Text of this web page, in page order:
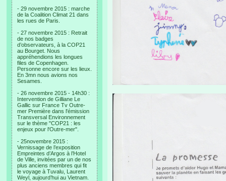
- 29 novembre 2015 : marche
de la Coalition Climat 21 dans
les rues de Paris.
- 27 novembre 2015 : Retrait
de nos badges
d’observateurs, à la COP21
au Bourget. Nous
appréhendions les longues
files de Copenhagen.
Personne encore sur les lieux.
En 3mn nous avions nos
Sesames.
- 26 novembre 2015 - 14h30 :
Intervention de Gilliane Le
Gallic sur France Tv Outre-
mer Première dans l'émission
Transversal Environnement
sur le thème "COP21 : les
enjeux pour l'Outre-mer".
- 25novembre 2015 :
Vernissage de l’exposition
Empreintes d’Argos à l’Hotel
de Ville, invitées par un de nos
plus anciens membres qui fit
le voyage à Tuvalu, Laurent
Weyl, aujourd’hui au Vietnam.